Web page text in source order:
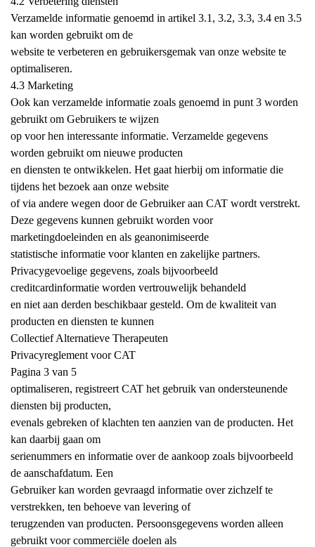
Verzamelde informatie genoemd in artikel 3.1, 3.2, 3.3, 3.4 en 3.5
kan worden gebruikt om de
website te verbeteren en gebruikersgemak van onze website te
optimaliseren.
4.3 Marketing
Ook kan verzamelde informatie zoals genoemd in punt 3 worden
gebruikt om Gebruikers te wijzen
op voor hen interessante informatie. Verzamelde gegevens
worden gebruikt om nieuwe producten
en diensten te ontwikkelen. Het gaat hierbij om informatie die
tijdens het bezoek aan onze website
of via andere wegen door de Gebruiker aan CAT wordt verstrekt.
Deze gegevens kunnen gebruikt worden voor
marketingdoeleinden en als geanonimiseerde
statistische informatie voor klanten en zakelijke partners.
Privacygevoelige gegevens, zoals bijvoorbeeld
creditcardinformatie worden vertrouwelijk behandeld
en niet aan derden beschikbaar gesteld. Om de kwaliteit van
producten en diensten te kunnen
Collectief Alternatieve Therapeuten
Privacyreglement voor CAT
Pagina 3 van 5
optimaliseren, registreert CAT het gebruik van ondersteunende
diensten bij producten,
evenals gebreken of klachten ten aanzien van de producten. Het
kan daarbij gaan om
serienummers en informatie over de aankoop zoals bijvoorbeeld
de aanschafdatum. Een
Gebruiker kan worden gevraagd informatie over zichzelf te
verstrekken, ten behoeve van levering of
terugzenden van producten. Persoonsgegevens worden alleen
gebruikt voor commerciële doelen als